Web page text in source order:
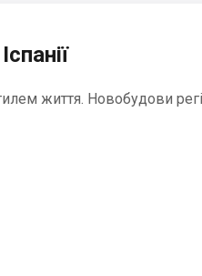
життя. Новобудови